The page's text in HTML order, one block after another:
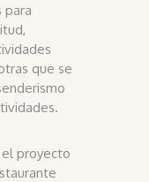
para
que se
proyecto